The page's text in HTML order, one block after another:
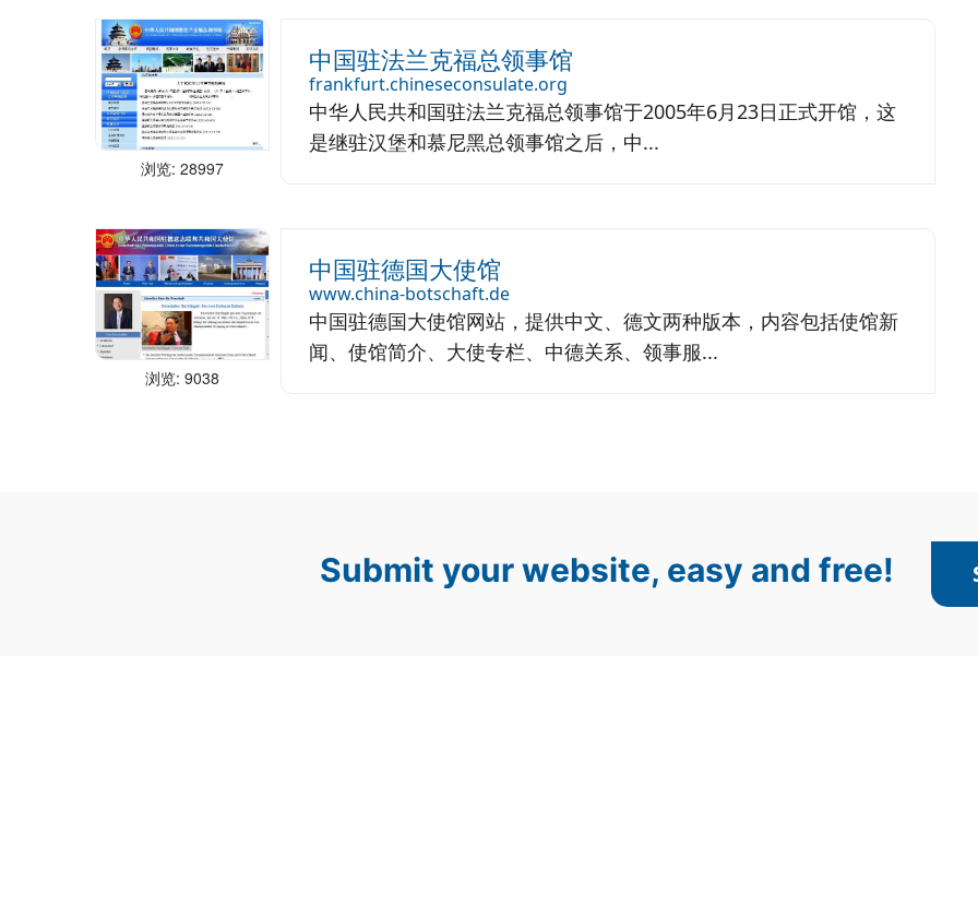
浏览: 28997
中国驻法兰克福总领事馆
frankfurt.chineseconsulate.org
中华人民共和国驻法兰克福总领事馆于2005年6月23日正式开馆，这
是继驻汉堡和慕尼黑总领事馆之后，中...
浏览: 9038
中国驻德国大使馆
www.china-botschaft.de
中国驻德国大使馆网站，提供中文、德文两种版本，内容包括使馆新
闻、使馆简介、大使专栏、中德关系、领事服...
Submit your website, easy and free!